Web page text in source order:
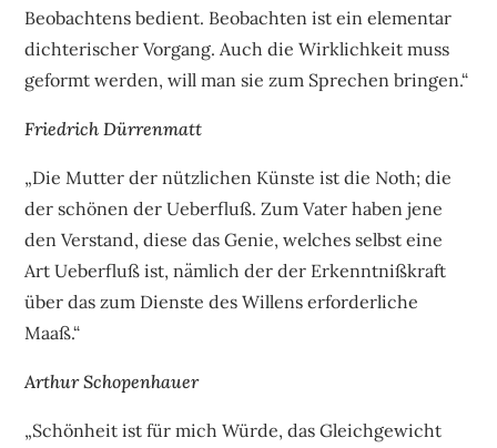
Beobachtens bedient. Beobachten ist ein elementar
dichterischer Vorgang. Auch die Wirklichkeit muss
geformt werden, will man sie zum Sprechen bringen.“
Friedrich Dürrenmatt
„Die Mutter der nützlichen Künste ist die Noth; die
der schönen der Ueberfluß. Zum Vater haben jene
den Verstand, diese das Genie, welches selbst eine
Art Ueberfluß ist, nämlich der der Erkenntnißkraft
über das zum Dienste des Willens erforderliche
Maaß.“
Arthur Schopenhauer
„Schönheit ist für mich Würde, das Gleichgewicht